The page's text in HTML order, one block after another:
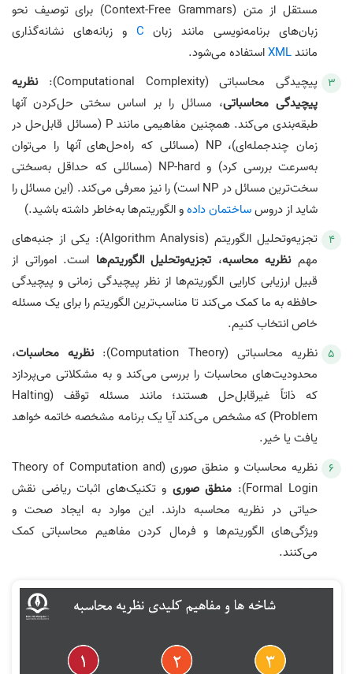
مستقل از متن (Context-Free Grammars) برای توصیف نحو
زبان‌های برنامه‌نویسی مانند زبان C و زبانه‌های نشانه‌گذاری
مانندXMLاستفاده می‌شود.
پیچیدگی محاسباتی (Computational Complexity):
نظریه
پیچیدگی محاسباتی، مسائل را بر اساس سختی حل‌کردن آنها
طبقه‌بندی می‌کند. همچنین مفاهیمی مانند P (مسائل قابل‌حل در
زمان چندجمله‌ای)، NP (مسائلی که راه‌حل‌های آنها را می‌توان
به‌سرعت بررسی کرد) و NP-hard (مسائلی که حداقل به‌سختی
سخت‌ترین مسائل در NP است) را نیز معرفی می‌کند. (این مسائل را
شاید از دروسساختمان دادهو الگوریتم‌ها به‌خاطر داشته باشید.)
تجزیه‌وتحلیل الگوریتم (Algorithm Analysis): یکی از جنبه‌های
مهمنظریه محاسبه، تجزیه‌وتحلیل الگوریتم‌ها است. اموراتی از
قبیل ارزیابی کارایی الگوریتم‌ها از نظر پیچیدگی زمانی و پیچیدگی
حافظه به ما کمک می‌کند تا مناسب‌ترین الگوریتم را برای یک مسئله
خاص انتخاب کنیم.
نظریه محاسباتی (Computation Theory):
نظریه محاسبات،
محدودیت‌های محاسبات را بررسی می‌کند و به مشکلاتی می‌پردازد
که ذاتاً غیرقابل‌حل هستند؛ مانند مسئله توقف (Halting
Problem) که مشخص می‌کند آیا یک برنامه مشخصه خاتمه خواهد
یافت یا خیر.
نظریه محاسبات و منطق صوری (Theory of Computation and
Formal Login):
منطق صوری و تکنیک‌های اثبات ریاضی نقش
حیاتی در نظریه محاسبه دارند. این موارد به ایجاد صحت و
ویژگی‌های الگوریتم‌ها و فرمال کردن مفاهیم محاسباتی کمک
می‌کنند.